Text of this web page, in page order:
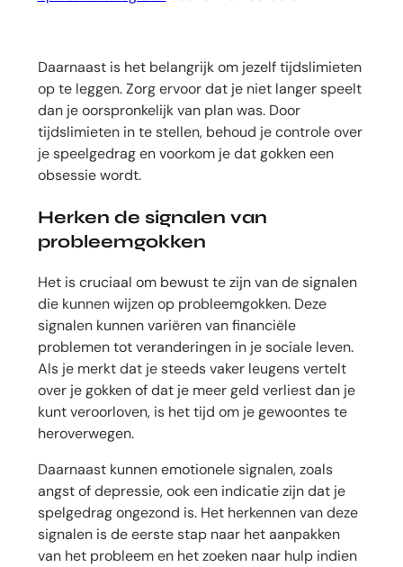
Daarnaast is het belangrijk om jezelf tijdslimieten
op te leggen. Zorg ervoor dat je niet langer speelt
dan je oorspronkelijk van plan was. Door
tijdslimieten in te stellen, behoud je controle over
je speelgedrag en voorkom je dat gokken een
obsessie wordt.
Herken de signalen van
probleemgokken
Het is cruciaal om bewust te zijn van de signalen
die kunnen wijzen op probleemgokken. Deze
signalen kunnen variëren van financiële
problemen tot veranderingen in je sociale leven.
Als je merkt dat je steeds vaker leugens vertelt
over je gokken of dat je meer geld verliest dan je
kunt veroorloven, is het tijd om je gewoontes te
heroverwegen.
Daarnaast kunnen emotionele signalen, zoals
angst of depressie, ook een indicatie zijn dat je
spelgedrag ongezond is. Het herkennen van deze
signalen is de eerste stap naar het aanpakken
van het probleem en het zoeken naar hulp indien